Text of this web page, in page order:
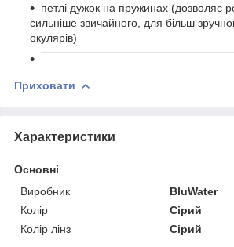
петлі дужок на пружинах (дозволяє
сильніше звичайного, для більш
окулярів)
Приховати
Характеристики
Основні
Виробник
BluWater
Колір
Сірий
Колір лінз
Сірий